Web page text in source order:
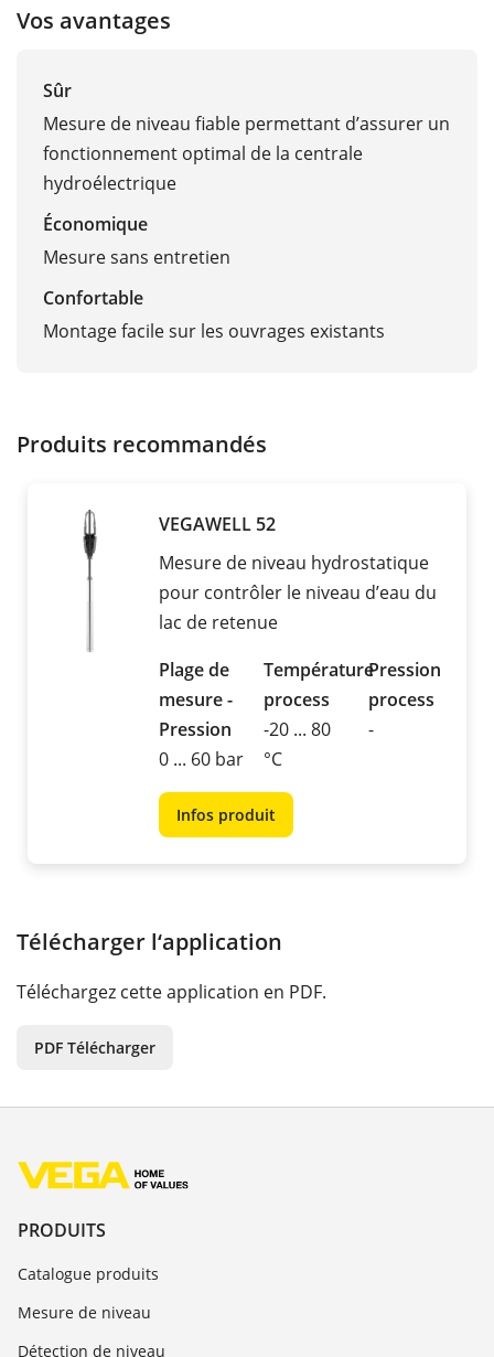
Vos avantages
Sûr
Mesure de niveau fiable permettant d’assurer un
fonctionnement optimal de la centrale
hydroélectrique
Économique
Mesure sans entretien
Confortable
Montage facile sur les ouvrages existants
Produits recommandés
VEGAWELL 52
Mesure de niveau hydrostatique
pour contrôler le niveau d’eau du
lac de retenue
Plage de
mesure -
Pression
0 ... 60 bar
Température
process
-20 ... 80
°C
Pression
process
-
Infos produit
Télécharger l‘application
Téléchargez cette application en PDF.
PDF Télécharger
PRODUITS
Catalogue produits
Mesure de niveau
Détection de niveau